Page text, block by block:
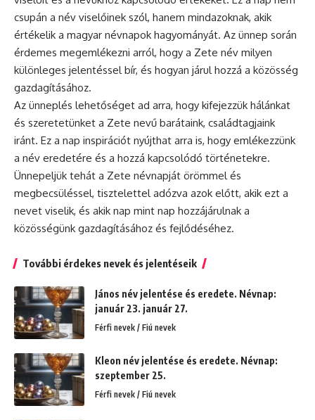
csupán a név viselőinek szól, hanem mindazoknak, akik
értékelik a magyar névnapok hagyományát. Az ünnep során
érdemes megemlékezni arról, hogy a Zete név milyen
különleges jelentéssel bír, és hogyan járul hozzá a közösség
gazdagításához.
Az ünneplés lehetőséget ad arra, hogy kifejezzük hálánkat
és szeretetünket a Zete nevű barátaink, családtagjaink
iránt. Ez a nap inspirációt nyújthat arra is, hogy emlékezzünk
a név eredetére és a hozzá kapcsolódó történetekre.
Ünnepeljük tehát a Zete névnapját örömmel és
megbecsüléssel, tisztelettel adózva azok előtt, akik ezt a
nevet viselik, és akik nap mint nap hozzájárulnak a
közösségünk gazdagításához és fejlődéséhez.
További érdekes nevek és jelentéseik
János név jelentése és eredete. Névnap:
január 23. január 27.
Férfi nevek / Fiú nevek
Kleon név jelentése és eredete. Névnap:
szeptember 25.
Férfi nevek / Fiú nevek